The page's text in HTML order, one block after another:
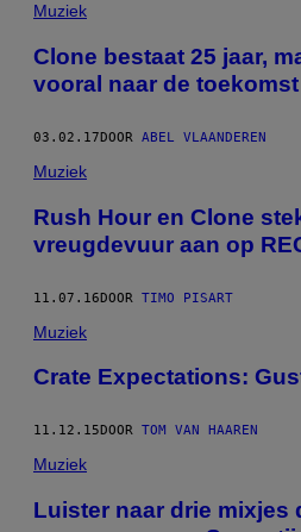
Muziek
Clone bestaat 25 jaar,
vooral naar de toekomst
03.02.17DOOR ABEL VLAANDEREN
Muziek
Rush Hour en Clone
vreugdevuur aan op
11.07.16DOOR TIMO PISART
Muziek
Crate Expectations:
11.12.15 DOOR TOM VAN HAAREN
Muziek
Luister naar drie mixjes